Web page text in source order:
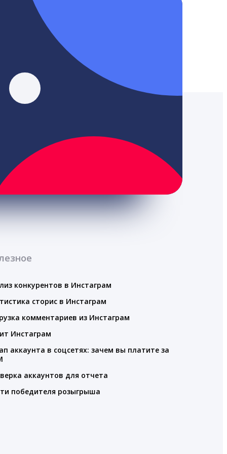
конкурентов в Инстаграм
сторис в Инстаграм
комментариев из Инстаграм
Инстаграм
аккаунта в соцсетях: зачем вы платите за
аккаунтов для отчета
победителя розыгрыша